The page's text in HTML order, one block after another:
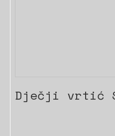
Dječji vrtić